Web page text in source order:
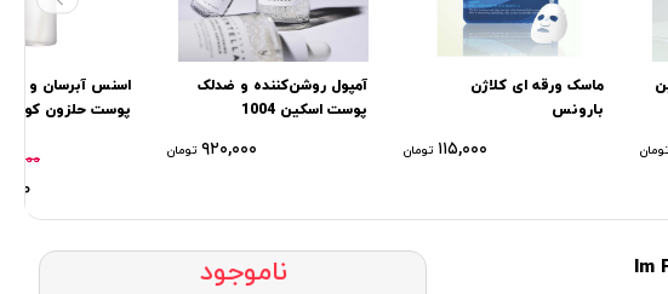
تومان
ماسک ورقه ای کلاژن
بارونس
۱۱۵,۰۰۰ تومان
آمپول روشن‌کننده و ضدلک
پوست اسکین 1004
۹۲۰,۰۰۰ تومان
اسنس آبرسان و
پوست حلزون
ناموجود